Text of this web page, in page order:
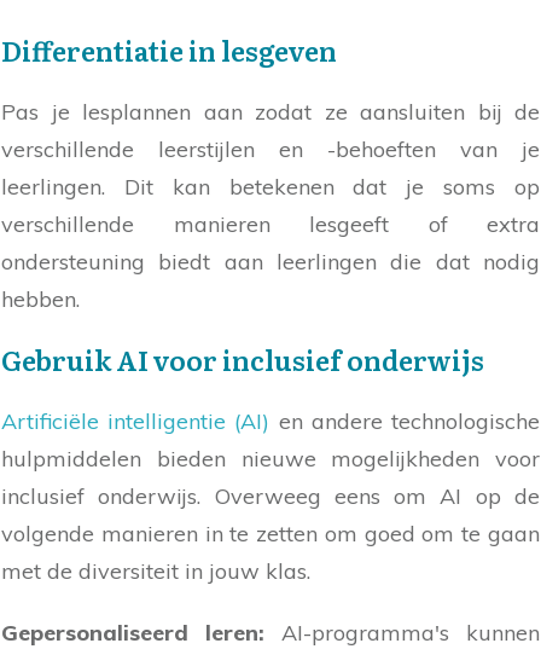
Differentiatie in lesgeven
Pas je lesplannen aan zodat ze aansluiten bij de
verschillende leerstijlen en -behoeften van je
leerlingen. Dit kan betekenen dat je soms op
verschillende manieren lesgeeft of extra
ondersteuning biedt aan leerlingen die dat nodig
hebben.
Gebruik AI voor inclusief onderwijs
Artificiële intelligentie (AI) en andere technologische
hulpmiddelen bieden nieuwe mogelijkheden voor
inclusief onderwijs. Overweeg eens om AI op de
volgende manieren in te zetten om goed om te gaan
met de diversiteit in jouw klas.
Gepersonaliseerd leren: AI-programma's kunnen